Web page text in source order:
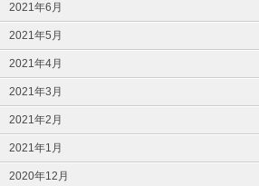
2021年6月
2021年5月
2021年4月
2021年3月
2021年2月
2021年1月
2020年12月